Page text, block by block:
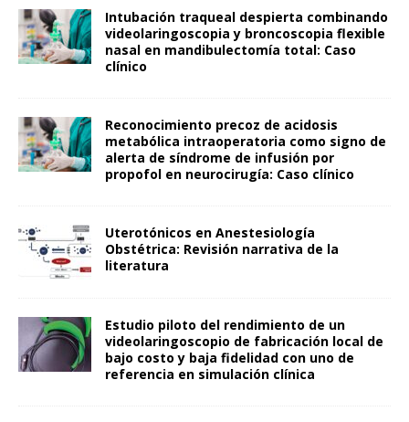
Intubación traqueal despierta combinando
videolaringoscopia y broncoscopia flexible
nasal en mandibulectomía total: Caso
clínico
Reconocimiento precoz de acidosis
metabólica intraoperatoria como signo de
alerta de síndrome de infusión por
propofol en neurocirugía: Caso clínico
Uterotónicos en Anestesiología
Obstétrica: Revisión narrativa de la
literatura
Estudio piloto del rendimiento de un
videolaringoscopio de fabricación local de
bajo costo y baja fidelidad con uno de
referencia en simulación clínica